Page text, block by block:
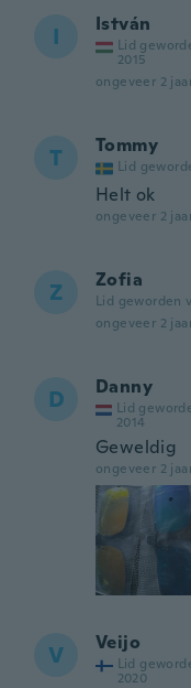
I István
Lid
2015
ongeveer 2
T Tommy
Lid
Helt ok
ongeveer 2
Z Zofia
Lid geworden
ongeveer 2
D Danny
Lid
2014
Geweldig
ongeveer 2
V Veijo
Lid
2020